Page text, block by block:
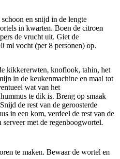
en snijd in de lengte
in kwarten. Boen de citroen
de vrucht uit. Giet de
ml vocht (per 8 personen) op.
kikkererwten, knoflook, tahin, het
in de keukenmachine en maal tot
wat van het
te dik is. Breng op smaak
de rest van de geroosterde
in een kom, verdeel de rest van de
serveer met de regenboogwortel.
te maken. Bewaar de wortel en